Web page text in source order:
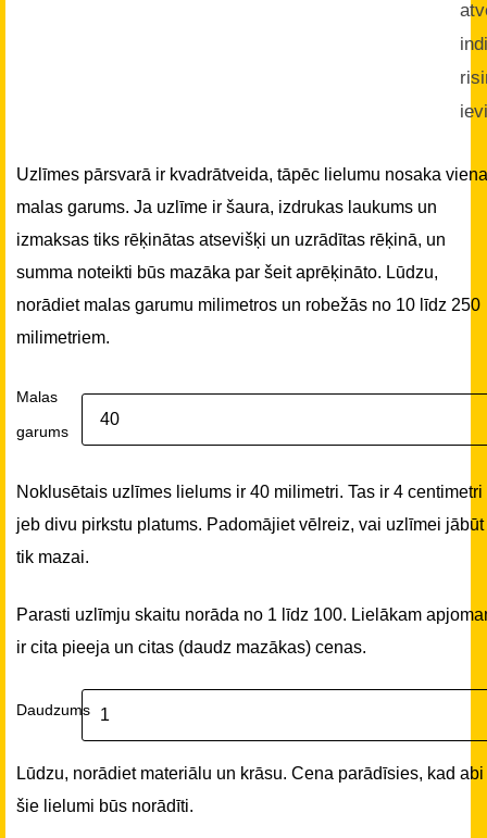
Uzlīmes pārsvarā ir kvadrātveida, tāpēc lielumu nosaka
malas garums. Ja uzlīme ir šaura, izdrukas laukums un
izmaksas tiks rēķinātas atsevišķi un uzrādītas rēķinā, un
summa noteikti būs mazāka par šeit aprēķināto. Lūdzu,
norādiet malas garumu milimetros un robežās no 10 līdz 250
milimetriem.
Malas
garums
Noklusētais uzlīmes lielums ir 40 milimetri. Tas ir 4 centimetri
jeb divu pirkstu platums. Padomājiet vēlreiz, vai uzlīmei jābūt
tik mazai.
Parasti uzlīmju skaitu norāda no 1 līdz 100. Lielākam
ir cita pieeja un citas (daudz mazākas) cenas.
Daudzums
Lūdzu, norādiet materiālu un krāsu. Cena parādīsies, kad abi
šie lielumi būs norādīti.